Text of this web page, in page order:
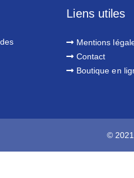
Liens utiles
Mentions
Contact
Boutique en
©